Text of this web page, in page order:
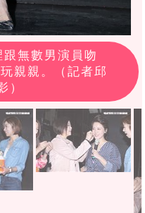
無數男演員吻
親親。（記者邱
）